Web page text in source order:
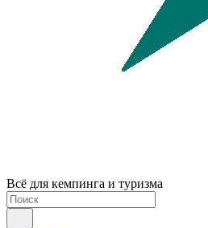
Всё для кемпинга и туризма